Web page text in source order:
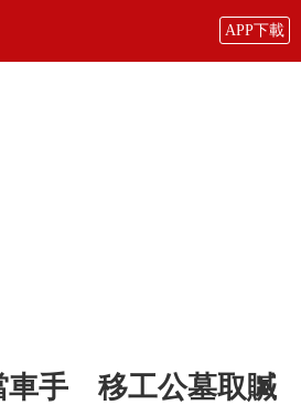
APP下載
車手 移工公墓取贓